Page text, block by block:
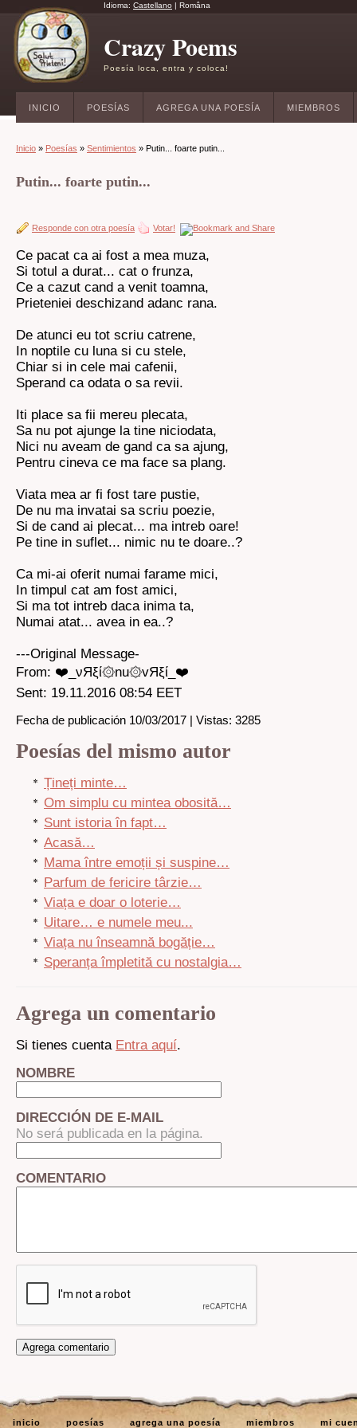
Idioma: Castellano | Româna
Crazy Poems
Poesía loca, entra y coloca!
INICIO POESÍAS AGREGA UNA POESÍA MIEMBROS
Inicio » Poesías » Sentimientos » Putin... foarte putin...
Putin... foarte putin...
Responde con otra poesía Votar!
Ce pacat ca ai fost a mea muza,
Si totul a durat... cat o frunza,
Ce a cazut cand a venit toamna,
Prieteniei deschizand adanc rana.
De atunci eu tot scriu catrene,
In noptile cu luna si cu stele,
Chiar si in cele mai cafenii,
Sperand ca odata o sa revii.
Iti place sa fii mereu plecata,
Sa nu pot ajunge la tine niciodata,
Nici nu aveam de gand ca sa ajung,
Pentru cineva ce ma face sa plang.
Viata mea ar fi fost tare pustie,
De nu ma invatai sa scriu poezie,
Si de cand ai plecat... ma intreb oare!
Pe tine in suflet... nimic nu te doare..?
Ca mi-ai oferit numai farame mici,
In timpul cat am fost amici,
Si ma tot intreb daca inima ta,
Numai atat... avea in ea..?
---Original Message-
From: ❤️_νЯξί۞nu۞vЯξί_❤️
Sent: 19.11.2016 08:54 EET
Fecha de publicación 10/03/2017 | Vistas: 3285
Poesías del mismo autor
Țineți minte…
Om simplu cu mintea obosită…
Sunt istoria în fapt…
Acasă…
Mama între emoții și suspine…
Parfum de fericire târzie…
Viața e doar o loterie…
Uitare… e numele meu...
Viața nu înseamnă bogăție…
Speranța împletită cu nostalgia…
Agrega un comentario
Si tienes cuenta Entra aquí.
NOMBRE
DIRECCIÓN DE E-MAIL
No será publicada en la página.
COMENTARIO
inicio poesías agrega una poesía miembros mi